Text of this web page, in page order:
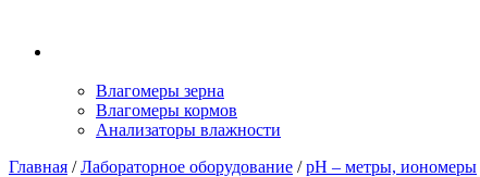
Влагомеры зерна
Влагомеры кормов
Анализаторы влажности
Главная /Лабораторное оборудование /рН – метры, иономеры